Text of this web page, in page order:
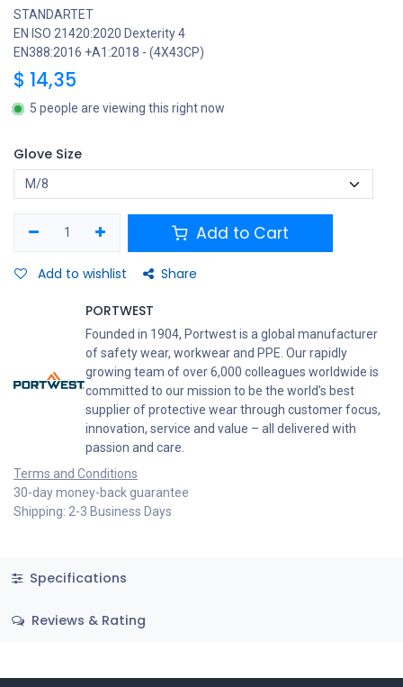
STANDARTET
EN ISO 21420:2020 Dexterity 4
EN388:2016 +A1:2018 - (4X43CP)
$ 14,35
5 people are viewing this right now
Glove Size
Add to Cart
Add to wishlist Share
PORTWEST
Founded in 1904, Portwest is a global manufacturer
of safety wear, workwear and PPE. Our rapidly
growing team of over 6,000 colleagues worldwide is
committed to our mission to be the world’s best
supplier of protective wear through customer focus,
innovation, service and value – all delivered with
passion and care.
Terms and Conditions
30-day money-back guarantee
Shipping: 2-3 Business Days
Specifications
Reviews & Rating